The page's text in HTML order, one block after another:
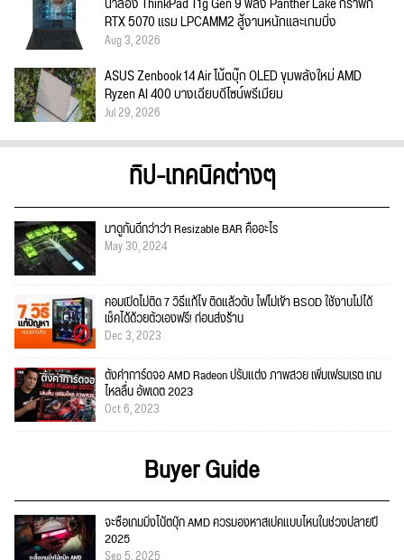
RTX 5070 แรม LPCAMM2 สู้งานหนักและเกมมิ่ง
Aug 3, 2026
ASUS Zenbook 14 Air โน้ตบุ๊ก OLED ขุมพลังใหม่ AMD
Ryzen AI 400 บางเฉียบดีไซน์พรีเมียม
Jul 29, 2026
ทิป-เทคนิคต่างๆ
มาดูกันดีกว่าว่า Resizable BAR คืออะไร
May 30, 2024
คอมเปิดไม่ติด 7 วิธีแก้ไข ติดแล้วดับ ไฟไม่เข้า BSOD ใช้งานไม่ได้
เช็คได้ด้วยตัวเองฟรี! ก่อนส่งร้าน
Dec 3, 2023
ตั้งค่าการ์ดจอ AMD Radeon ปรับแต่ง ภาพสวย เพิ่มเฟรมเรต เกม
ไหลลื่น อัพเดต 2023
Oct 6, 2023
Buyer Guide
จะซื้อเกมมิ่งโน้ตบุ๊ก AMD ควรมองหาสเปคแบบไหนในช่วงปลายปี
2025